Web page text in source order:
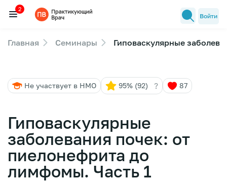
Семинары
Лекторы
2
Войти
Главная Семинары Гиповаскулярные
Не участвует в НМО 95% (92) ? 87
Гиповаскулярные
заболевания почек: от
пиелонефрита до
лимфомы. Часть 1